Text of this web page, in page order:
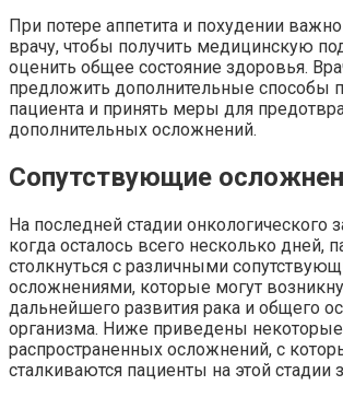
При потере аппетита и похудении
врачу, чтобы получить медицинскую
оценить общее состояние здоровья.
предложить дополнительные способы
пациента и принять меры для
дополнительных осложнений.
Сопутствующие
На последней стадии онкологического
когда осталось всего несколько дней,
столкнуться с различными
осложнениями, которые могут
дальнейшего развития рака и общего
организма. Ниже приведены
распространенных осложнений, с
сталкиваются пациенты на этой стадии